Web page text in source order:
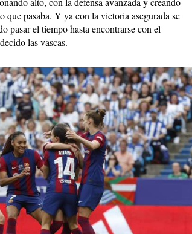
que pasaba. Y ya con la victoria asegurada se
pasar el tiempo hasta encontrarse con el
las vascas.